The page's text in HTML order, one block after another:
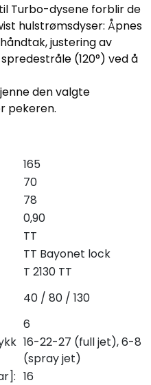
Turbo-dysene forblir de
hulstrømsdyser: Åpnes
justering av
(120°) ved å
den valgte
pekeren.
165
70
78
0,90
TT
TT Bayonet lock
T 2130 TT
40 / 80 / 130
6
16-22-27 (full jet), 6-8
(spray jet)
16